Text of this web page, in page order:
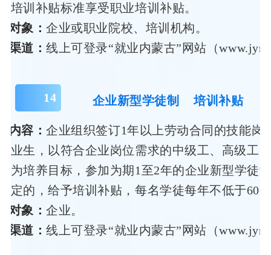
培训补贴标准享受职业培训补贴。
对象：企业或职业院校、培训机构。
渠道：线上可登录“就业内蒙古”网站（
14 企业新型学徒制 培训补贴
内容：企业组织签订1年以上劳动合同的技能岗
业生，以符合企业岗位需求的中级工、高级工
为培养目标，参加为期1至2年的企业新型学徒
定的，给予培训补贴，每名学徒每年不低于
对象：企业。
渠道：线上可登录“就业内蒙古”网站（